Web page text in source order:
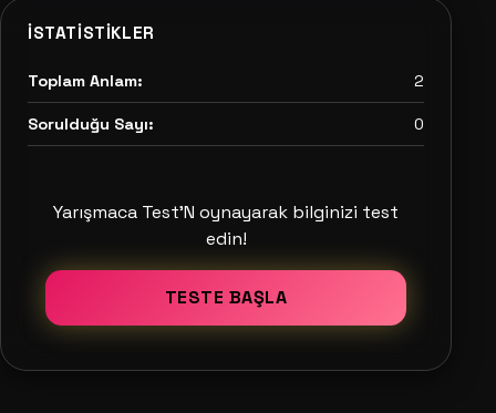
İSTATISTIKLER
Toplam Anlam: 2
Sorulduğu Sayı: 0
Yarışmaca Test'N oynayarak bilginizi test
edin!
TESTE BAŞLA